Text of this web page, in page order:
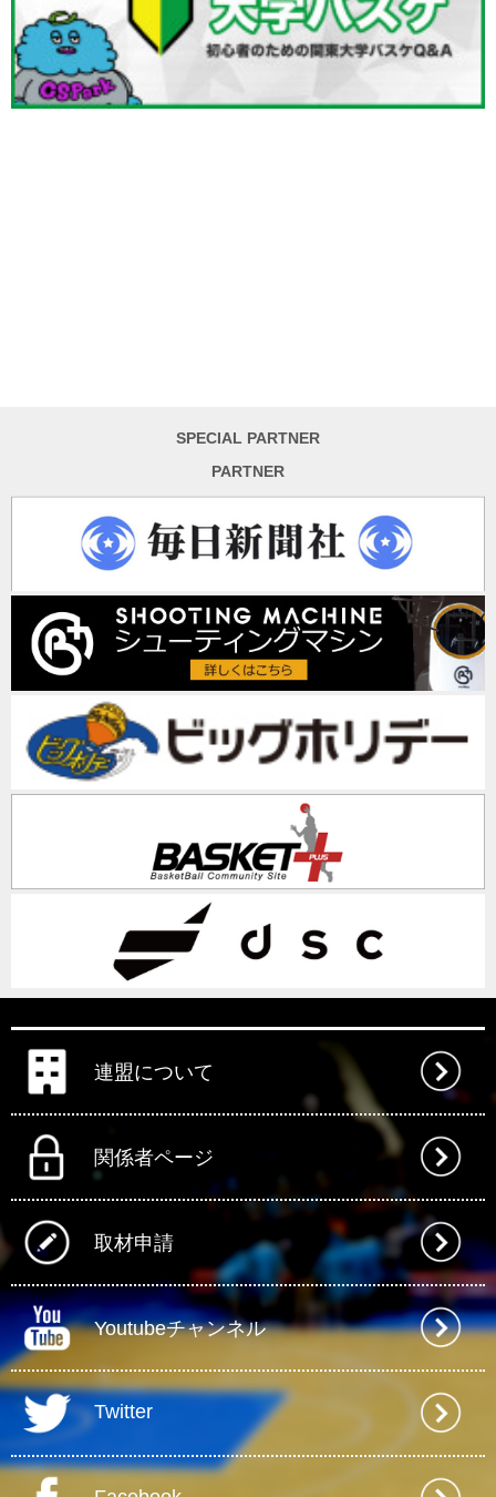
SPECIAL PARTNER
PARTNER
連盟について
関係者ページ
取材申請
Youtubeチャンネル
Twitter